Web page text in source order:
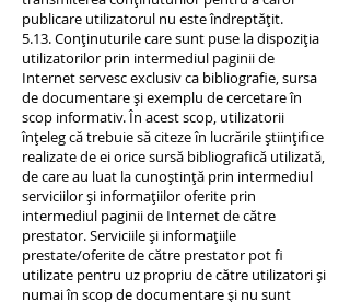
publicare utilizatorul nu este îndreptățit.
5.13. Conținuturile care sunt puse la dispoziția
utilizatorilor prin intermediul paginii de
Internet servesc exclusiv ca bibliografie, sursa
de documentare și exemplu de cercetare în
scop informativ. În acest scop, utilizatorii
înțeleg că trebuie să citeze în lucrările științifice
realizate de ei orice sursă bibliografică utilizată,
de care au luat la cunoștință prin intermediul
serviciilor și informațiilor oferite prin
intermediul paginii de Internet de către
prestator. Serviciile și informațiile
prestate/oferite de către prestator pot fi
utilizate pentru uz propriu de către utilizatori și
numai în scop de documentare și nu sunt